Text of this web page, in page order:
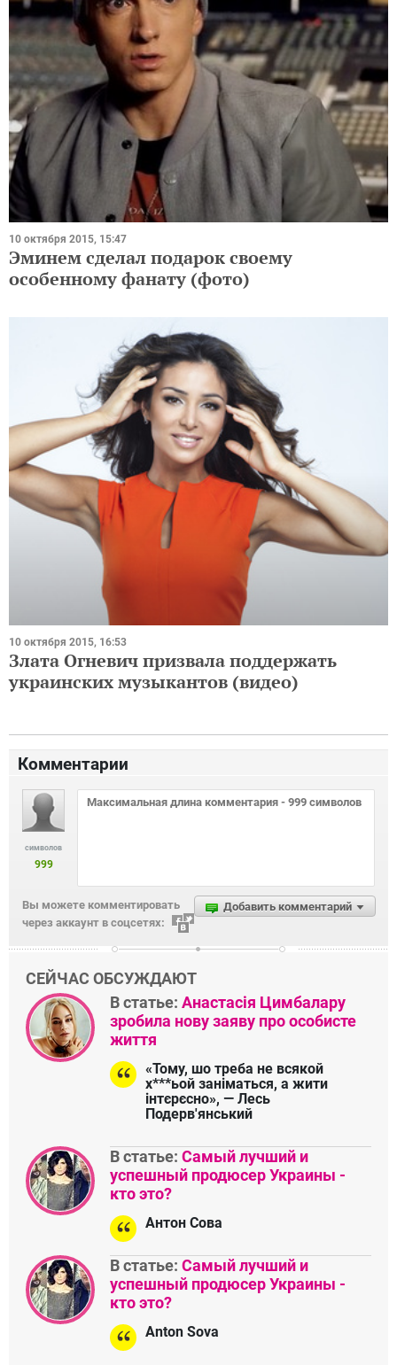
10 октября 2015, 15:47
Эминем сделал подарок своему
особенному фанату (фото)
10 октября 2015, 16:53
Злата Огневич призвала поддержать
украинских музыкантов (видео)
Комментарии
символов
999
Добавить комментарий
Вы можете комментировать
через аккаунт в соцсетях:
СЕЙЧАС ОБСУЖДАЮТ
В статье: Анастасія Цимбалару
зробила нову заяву про особисте
життя
«Тому, шо треба не всякой
х***ьой заніматься, а жити
інтєрєсно», — Лесь
Подерв'янський
В статье: Самый лучший и
успешный продюсер Украины -
кто это?
Антон Сова
В статье: Самый лучший и
успешный продюсер Украины -
кто это?
Anton Sova